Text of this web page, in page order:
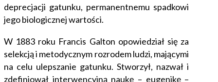
deprecjacji gatunku, permanentnemu spadkowi
jego biologicznej wartości.
W 1883 roku Francis Galton opowiedział się za
selekcją i metodycznym rozrodem ludzi, mającymi
na celu ulepszanie gatunku. Stworzył, nazwał i
zdefiniował interwencyjną naukę – eugenikę –